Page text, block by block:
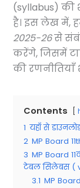
(syllabus)
है। इस लेख में,
2025-26से
करेंगे, जिसमें
की रणनीतियाँ
Contents
1 यहाँ से
2 MP Board
3 MP Board
टेबल सिलेबस (
3.1 MP